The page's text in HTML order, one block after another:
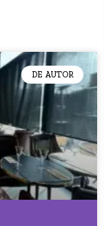
DE AUTOR